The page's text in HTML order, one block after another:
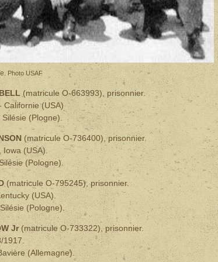
Photo USAF
(matricule O-663993), prisonnier.
Californie (USA)
(Plogne).
(matricule O-736400), prisonnier.
Iowa (USA).
(Pologne).
(matricule O-795245), prisonnier.
(USA).
(Pologne).
Jr(matricule O-733322), prisonnier.
1917.
(Allemagne).